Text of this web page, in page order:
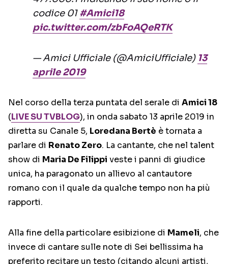
codice 01#Amici18
pic.twitter.com/zbFoAQeRTK
— Amici Ufficiale (@AmiciUfficiale) 13
aprile 2019
Nel corso della terza puntata del serale di Amici 18
(LIVE SU TVBLOG), in onda sabato 13 aprile 2019 in
diretta su Canale 5, Loredana Bertè è tornata a
parlare di Renato Zero. La cantante, che nel talent
show di Maria De Filippi veste i panni di giudice
unica, ha paragonato un allievo al cantautore
romano con il quale da qualche tempo non ha più
rapporti.
Alla fine della particolare esibizione di Mameli, che
invece di cantare sulle note di Sei bellissima ha
preferito recitare un testo (citando alcuni artisti,